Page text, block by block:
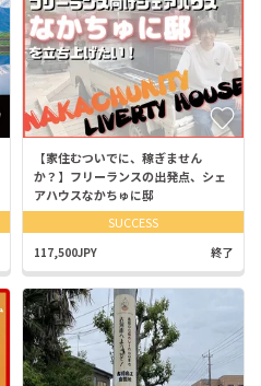
【家住むついでに、稼ぎません
か？】フリーランスの出発点、シェ
アハウスなかちゅに邸
SUCCESS
117,500JPY 終了